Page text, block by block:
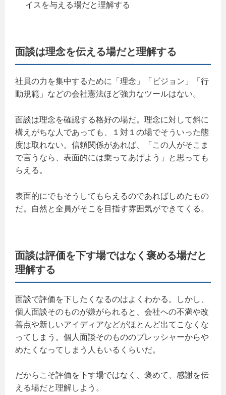
イスを与える場だと理解する
面談は理念を伝える場だと理解する
社員の力を集中するために「理念」「ビジョン」「行
動規範」などの会社憲法ほど強力なツールはない。
面談は理念を確認する格好の場だ。理念に対して斜に
構えがちな人であっても、１対１の場でそういった態
度は取れない。信頼関係があれば、「この人がそこま
で言うなら、表面的には乗ってあげよう」と思っても
らえる。
表面的にでもそうしてもらえるのであればしめたもの
だ。自然と全員がそこを目指す雰囲気ができてくる。
面談は評価を下す場ではなく褒める場だと
理解する
面談で評価を下したくなるのはよくわかる。しかし、
個人面談そのものが嫌がられると、会社への不満や改
善点や新しいアイディアなどがほとんど出てこなくな
ってしまう。個人面談そのもののプレッシャーからや
めたくなってしまう人もいるくらいだ。
だからこそ評価を下す場ではなく、褒めて、感謝を伝
える場だと理解しよう。